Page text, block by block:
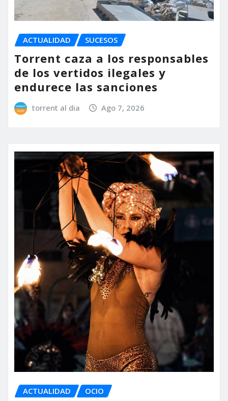
ACTUALIDAD SUCESOS
Torrent caza a los responsables
de los vertidos ilegales y
endurece las sanciones
torrent al dia Ago 7, 2026
ACTUALIDAD OCIO